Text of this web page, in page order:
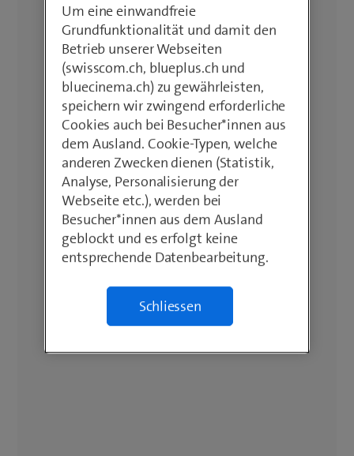
Um eine einwandfreie
Grundfunktionalität und damit den
Betrieb unserer Webseiten
(swisscom.ch, blueplus.ch und
bluecinema.ch) zu gewährleisten,
speichern wir zwingend erforderliche
Cookies auch bei Besucher*innen aus
dem Ausland. Cookie-Typen, welche
anderen Zwecken dienen (Statistik,
Analyse, Personalisierung der
Webseite etc.), werden bei
Besucher*innen aus dem Ausland
geblockt und es erfolgt keine
entsprechende Datenbearbeitung.
Schliessen